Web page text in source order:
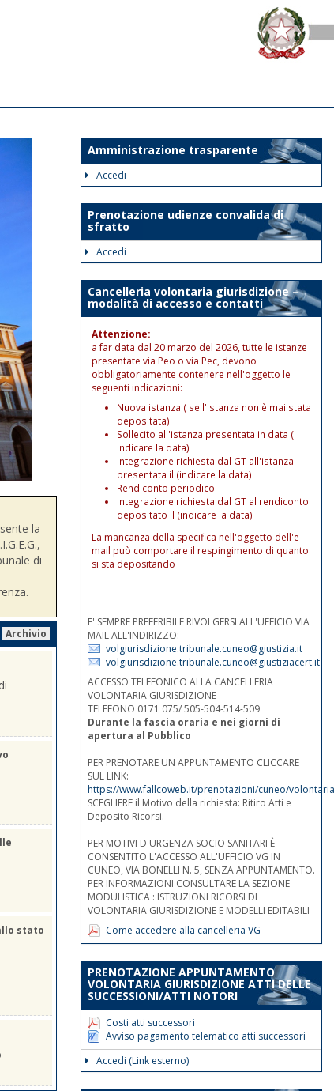
la
di
Archivio
stato
Amministrazione trasparente
Accedi
Prenotazione udienze convalida di
sfratto
Accedi
Cancelleria volontaria giurisdizione –
modalità di accesso e contatti
Attenzione:
a far data dal 20 marzo del 2026, tutte le istanze
presentate via Peo o via Pec, devono
obbligatoriamente contenere nell'oggetto le
seguenti indicazioni:
Nuova istanza ( se l'istanza non è mai stata
depositata)
Sollecito all'istanza presentata in data (
indicare la data)
Integrazione richiesta dal GT all'istanza
presentata il (indicare la data)
Rendiconto periodico
Integrazione richiesta dal GT al rendiconto
depositato il (indicare la data)
La mancanza della specifica nell'oggetto dell'e-
mail può comportare il respingimento di quanto
si sta depositando
E' SEMPRE PREFERIBILE RIVOLGERSI ALL'UFFICIO VIA
MAIL ALL'INDIRIZZO:
volgiurisdizione.tribunale.cuneo@giustizia.it
volgiurisdizione.tribunale.cuneo@giustiziacert.it
ACCESSO TELEFONICO ALLA CANCELLERIA
VOLONTARIA GIURISDIZIONE
TELEFONO 0171 075/ 505-504-514-509
Durante la fascia oraria e nei giorni di
apertura al Pubblico
PER PRENOTARE UN APPUNTAMENTO CLICCARE
SUL LINK:
https://www.fallcoweb.it/prenotazioni/cuneo/
SCEGLIERE il Motivo della richiesta: Ritiro Atti e
Deposito Ricorsi.
PER MOTIVI D'URGENZA SOCIO SANITARI È
CONSENTITO L'ACCESSO ALL'UFFICIO VG IN
CUNEO, VIA BONELLI N. 5, SENZA APPUNTAMENTO.
PER INFORMAZIONI CONSULTARE LA SEZIONE
MODULISTICA : ISTRUZIONI RICORSI DI
VOLONTARIA GIURISDIZIONE E MODELLI EDITABILI
Come accedere alla cancelleria VG
PRENOTAZIONE APPUNTAMENTO
VOLONTARIA GIURISDIZIONE ATTI DELLE
SUCCESSIONI/ATTI NOTORI
Costi atti successori
Avviso pagamento telematico atti successori
Accedi (Link esterno)